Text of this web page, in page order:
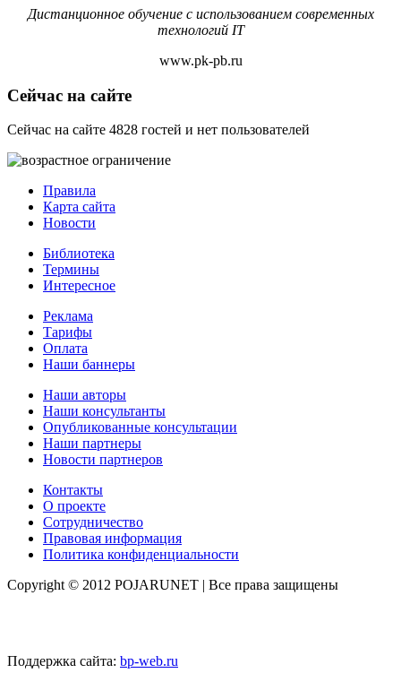
Дистанционное обучение с использованием современных
технологий IT
www.pk-pb.ru
Сейчас на сайте
Сейчас на сайте 4828 гостей и нет пользователей
Правила
Карта сайта
Новости
Библиотека
Термины
Интересное
Реклама
Тарифы
Оплата
Наши баннеры
Наши авторы
Наши консультанты
Опубликованные консультации
Наши партнеры
Новости партнеров
Контакты
О проекте
Сотрудничество
Правовая информация
Политика конфиденциальности
Copyright © 2012 POJARUNET | Все права защищены
Поддержка сайта: bp-web.ru